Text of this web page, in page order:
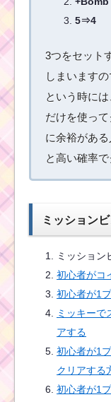
5⇒4
3つをセット
しまいます
という時に
だけを使っ
に余裕があ
と高い確率
ミッション
ミッション
初心者がコ
初心者が1
ミッキーで
アする
初心者が1
クリアする
初心者が1